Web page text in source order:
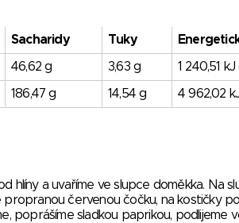
Sacharidy Tuky
46,62 g 3,63 g 1 240,51
186,47 g 14,54 g 4 962,02
hlíny a uvaříme ve slupce doměkka. Na
propranou červenou čočku, na kostičky
poprášíme sladkou paprikou, podlijeme